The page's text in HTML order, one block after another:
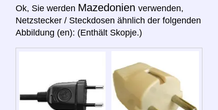
Ok, Sie werden Mazedonien verwenden,
Netzstecker / Steckdosen ähnlich der folgenden
Abbildung (en): (Enthält Skopje.)